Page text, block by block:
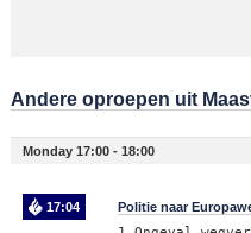
Andere oproepen uit
Monday 17:00 - 18:00
17:04 Politie naar